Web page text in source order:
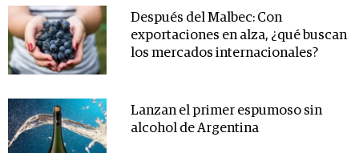
Después del Malbec: Con
exportaciones en alza, ¿qué buscan
los mercados internacionales?
Lanzan el primer espumoso sin
alcohol de Argentina